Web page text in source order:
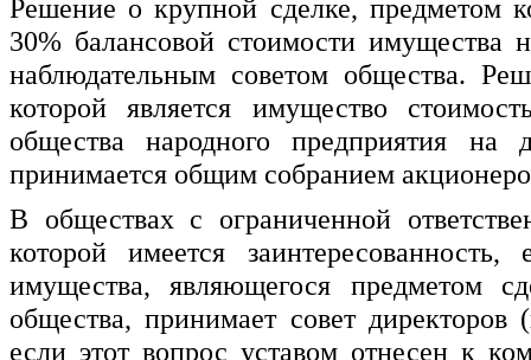
Решение о крупной сделке, предметом
30% балансовой стоимости имущества
наблюдательным советом общества.
которой является имущество
общества народного предприятия
принимается общим собранием
В обществах с ограниченной
которой имеется
имущества, являющегося предметом
общества, принимает совет
если этот вопрос уставом отнесен к